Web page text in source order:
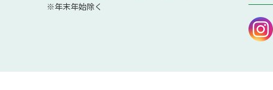
※年末年始除く